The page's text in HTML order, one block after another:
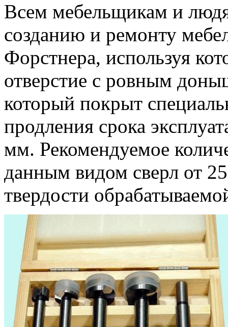
Всем мебельщикам и
созданию и ремонту
Форстнера, используя
отверстие с ровным
который покрыт
продления срока
мм. Рекомендуемое
данным видом сверл от
твердости